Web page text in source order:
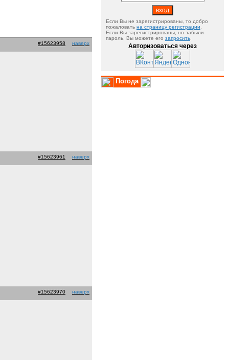
#15623958 наверх
#15623961 наверх
#15623970 наверх
Если Вы не зарегистрированы, то добро
пожаловать на страницу регистрации
Если Вы зарегистрированы, но забыли
пароль, Вы можете его запросить
Авторизоваться через
Погода